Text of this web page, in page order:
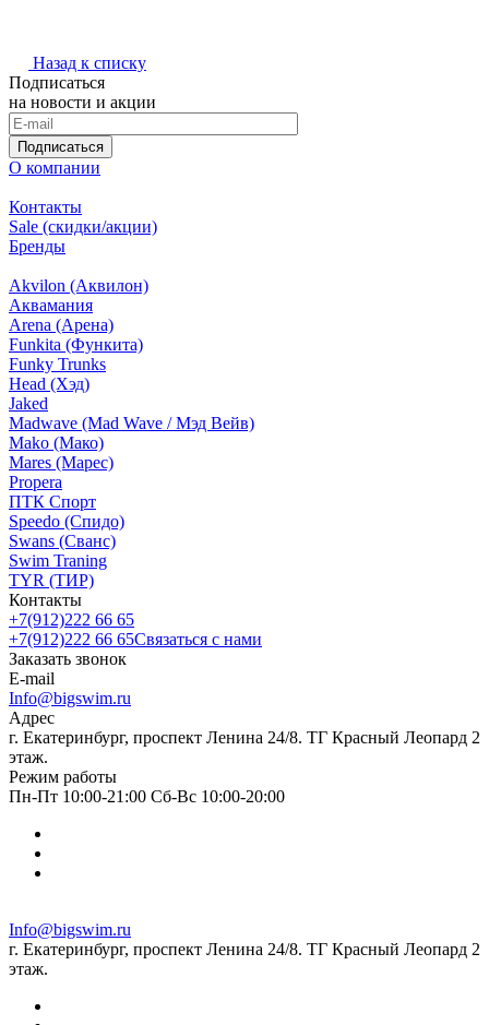
Назад к списку
Подписаться
на новости и акции
Подписаться
О компании
Контакты
Sale (скидки/акции)
Бренды
Akvilon (Аквилон)
Аквамания
Arena (Арена)
Funkita (Функита)
Funky Trunks
Head (Хэд)
Jaked
Madwave (Mad Wave / Мэд Вейв)
Mako (Мако)
Mares (Марес)
Propera
ПТК Спорт
Speedo (Спидо)
Swans (Сванс)
Swim Traning
TYR (ТИР)
Контакты
+7(912)222 66 65
+7(912)222 66 65Связаться с нами
Заказать звонок
E-mail
Info@bigswim.ru
Адрес
г. Екатеринбург, проспект Ленина 24/8. ТГ Красный Леопард 2
этаж.
Режим работы
Пн-Пт 10:00-21:00 Сб-Вс 10:00-20:00
Info@bigswim.ru
г. Екатеринбург, проспект Ленина 24/8. ТГ Красный Леопард 2
этаж.